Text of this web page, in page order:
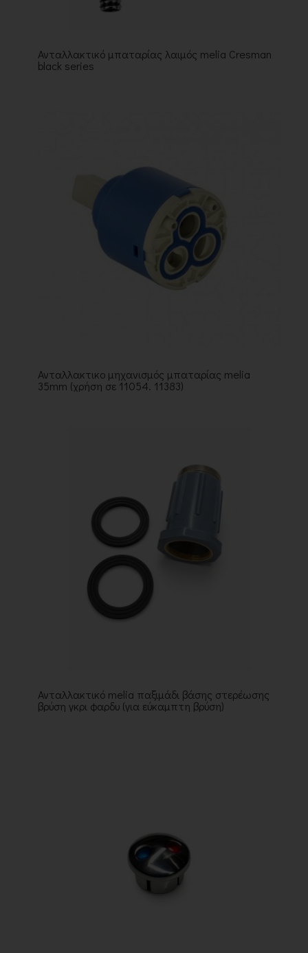
Ανταλλακτικό μπαταρίας λαιμός melia Cresman
black series
Ανταλλακτικο μηχανισμός μπαταρίας melia
35mm (χρήση σε 11054. 11383)
Ανταλλακτικό melia παξιμάδι βάσης στερέωσης
βρύση γκρι φαρδυ (για εύκαμπτη βρύση)